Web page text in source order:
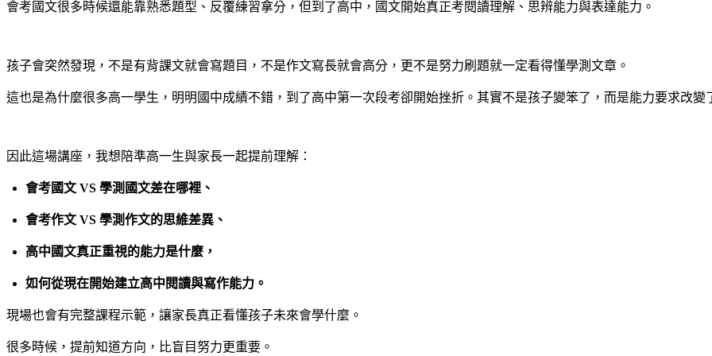
會考國文很多時候還能靠熟悉題型、反覆練習拿分，但到了高中，國文開始真正考閱讀理解、思辨能力與表達能力。
孩子會突然發現，不是有背課文就會寫題目，不是作文寫長就會高分，更不是努力刷題就一定看得懂學測文章。
這也是為什麼很多高一學生，明明國中成績不錯，到了高中第一次段考卻開始挫折。其實不是孩子變笨了，而是能力要求改變
因此這場講座，我想陪準高一生與家長一起提前理解：
會考國文 VS 學測國文差在哪裡、
會考作文 VS 學測作文的思維差異、
高中國文真正重視的能力是什麼，
如何從現在開始建立高中閱讀與寫作能力。
現場也會有完整課程示範，讓家長真正看懂孩子未來會學什麼。
很多時候，提前知道方向，比盲目努力更重要。